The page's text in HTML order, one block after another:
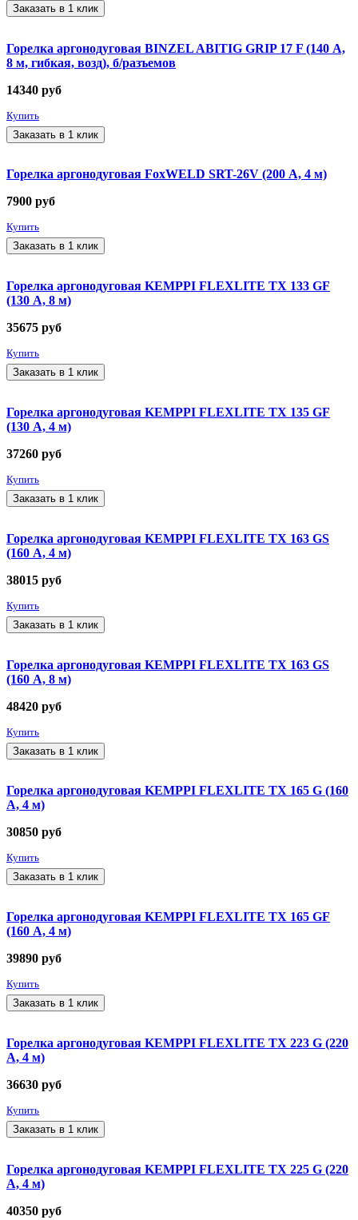
Заказать в 1 клик
Горелка аргонодуговая BINZEL ABITIG GRIP 17 F (140 А,
8 м, гибкая, возд), б/разъемов
14340 руб
Купить
Заказать в 1 клик
Горелка аргонодуговая FoxWELD SRT-26V (200 А, 4 м)
7900 руб
Купить
Заказать в 1 клик
Горелка аргонодуговая KEMPPI FLEXLITE TX 133 GF
(130 А, 8 м)
35675 руб
Купить
Заказать в 1 клик
Горелка аргонодуговая KEMPPI FLEXLITE TX 135 GF
(130 А, 4 м)
37260 руб
Купить
Заказать в 1 клик
Горелка аргонодуговая KEMPPI FLEXLITE TX 163 GS
(160 А, 4 м)
38015 руб
Купить
Заказать в 1 клик
Горелка аргонодуговая KEMPPI FLEXLITE TX 163 GS
(160 А, 8 м)
48420 руб
Купить
Заказать в 1 клик
Горелка аргонодуговая KEMPPI FLEXLITE TX 165 G (160
А, 4 м)
30850 руб
Купить
Заказать в 1 клик
Горелка аргонодуговая KEMPPI FLEXLITE TX 165 GF
(160 А, 4 м)
39890 руб
Купить
Заказать в 1 клик
Горелка аргонодуговая KEMPPI FLEXLITE TX 223 G (220
А, 4 м)
36630 руб
Купить
Заказать в 1 клик
Горелка аргонодуговая KEMPPI FLEXLITE TX 225 G (220
А, 4 м)
40350 руб